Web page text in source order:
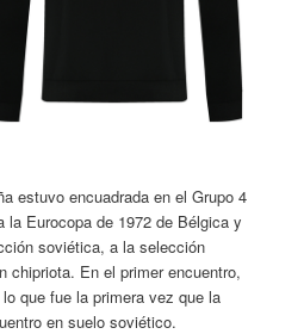
estuvo encuadrada en el Grupo 4
Eurocopa de 1972 de Bélgica y
soviética, a la selección
chipriota. En el primer encuentro,
que fue la primera vez que la
en suelo soviético.